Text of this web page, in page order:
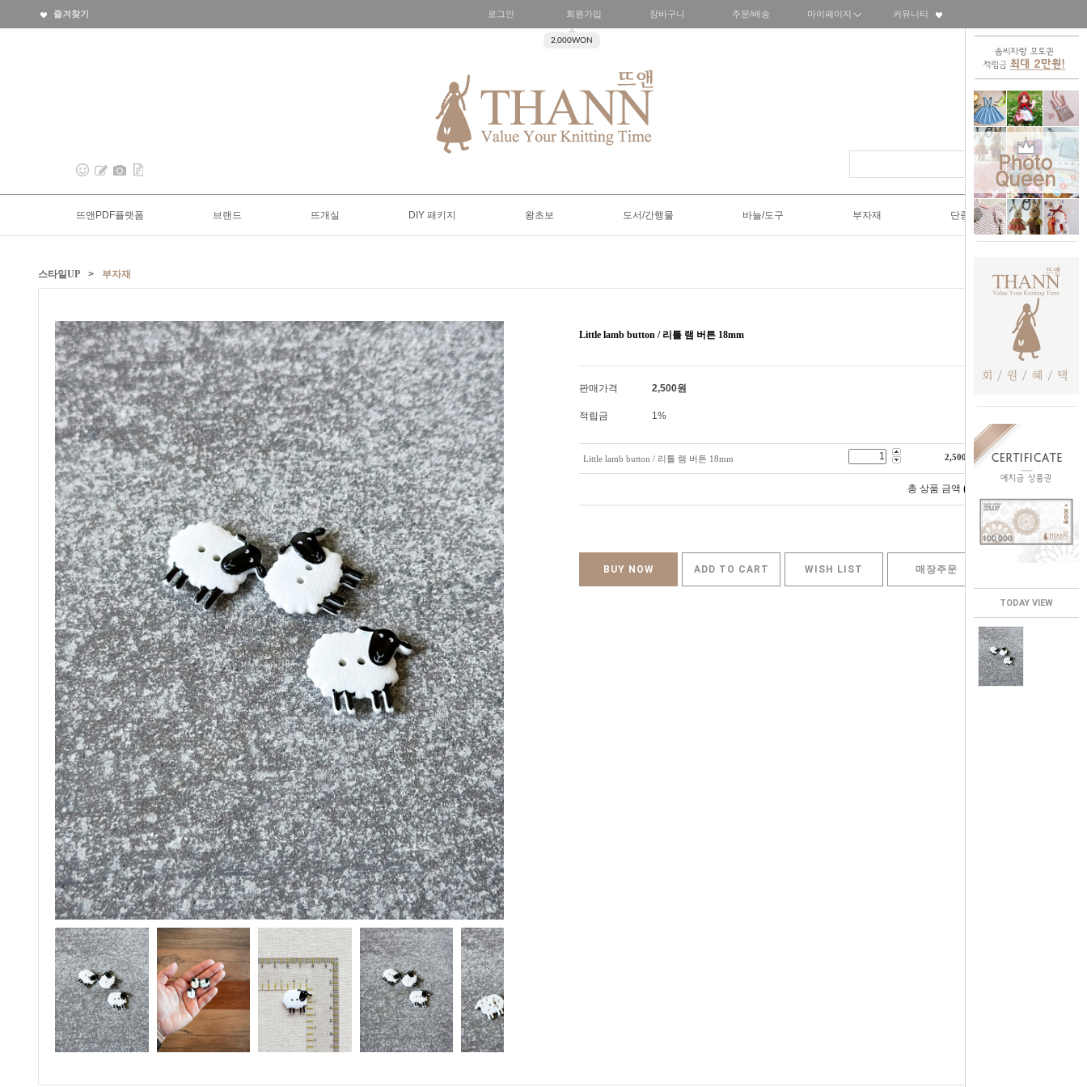
TODAY VIEW
즐겨찾기 로그인 회원가입
2,000WON
장바구니 주문/배송 마이페이지 커뮤니티
뜨앤PDF플랫폼 브랜드 뜨개실 DIY 패키지 왕초보 도서/간행물 바늘/도구 부자재 단종SALE50%
스타일UP > 부자재
Little lamb button / 리틀 램 버튼 18mm
판매가격 2,500원
적립금 1%
Little lamb button / 리틀 램 버튼 18mm 2,500
총 상품 금액 0
BUY NOW ADD TO CART WISH LIST 매장주문